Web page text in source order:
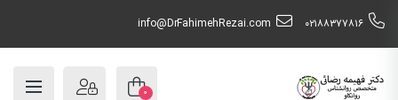
٠٢١٨٨٣٧٧٨١٦ info@DrFahimehRezai.com
۰